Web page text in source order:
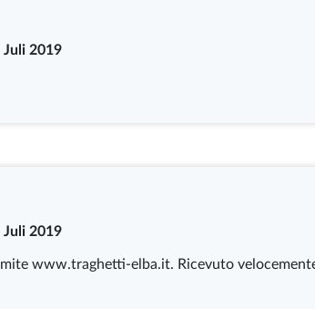
Juli 2019
Juli 2019
www.traghetti-elba.it. Ricevuto